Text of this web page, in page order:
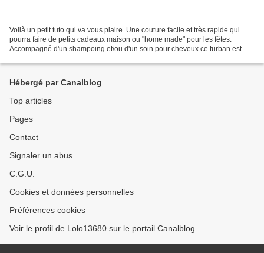
Voilà un petit tuto qui va vous plaire. Une couture facile et très rapide qui
pourra faire de petits cadeaux maison ou "home made" pour les fêtes.
Accompagné d'un shampoing et/ou d'un soin pour cheveux ce turban est
Hébergé par Canalblog
Top articles
Pages
Contact
Signaler un abus
C.G.U.
Cookies et données personnelles
Préférences cookies
Voir le profil de Lolo13680 sur le portail Canalblog